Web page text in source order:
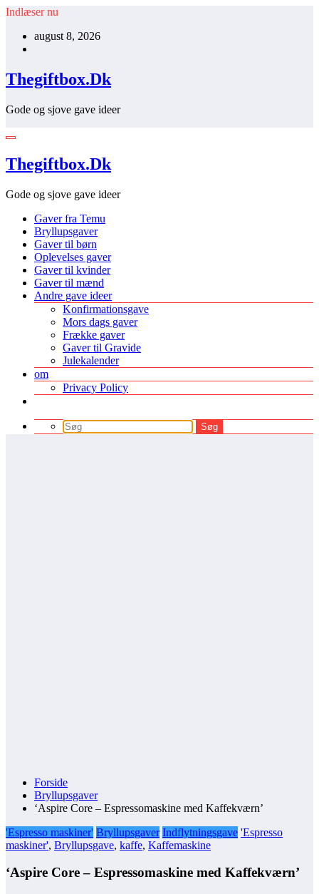
Videre
indhold
Indlæser nu
august 8, 2026
Thegiftbox.Dk
Gode og sjove gave ideer
Thegiftbox.Dk
Gode og sjove gave ideer
Gaver fra Temu
Bryllupsgaver
Gaver til børn
Oplevelses gaver
Gaver til kvinder
Gaver til mænd
Andre gave ideer
Konfirmationsgave
Mors dags gaver
Frække gaver
Gaver til Gravide
Julekalender
om
Privacy Policy
Forside
Bryllupsgaver
‘Aspire Core – Espressomaskine med Kaffekværn’
'Espresso maskiner' Bryllupsgaver Indflytningsgave 'Espresso
maskiner', Bryllupsgave, kaffe, Kaffemaskine
‘Aspire Core – Espressomaskine med Kaffekværn’